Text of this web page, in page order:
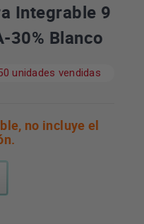
Integrable 9
30% Blanco
unidades vendidas
no incluye el